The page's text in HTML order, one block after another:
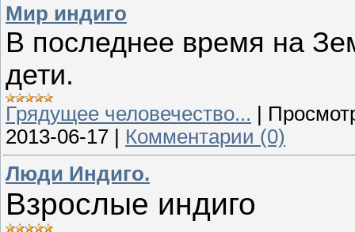
Мир индиго
В последнее время на
дети.
Грядущее человечество... |
2013-06-17 | Комментарии (0)
Люди Индиго.
Взрослые индиго